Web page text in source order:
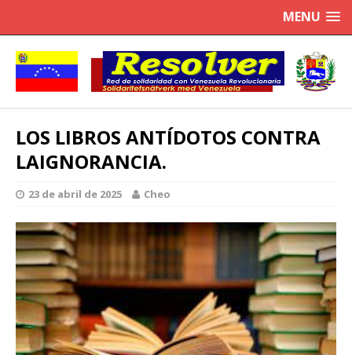
MENU
LOS LIBROS ANTÍDOTOS CONTRA
LAIGNORANCIA.
23 de abril de 2025 Cheo